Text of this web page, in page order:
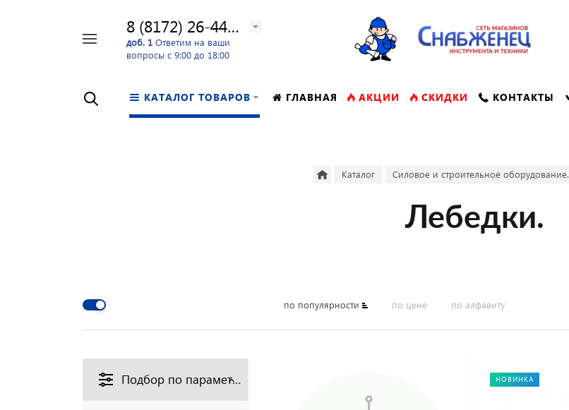
8 (8172) 26-44-24
доб. 1 Ответим на ваши
вопросы с 9:00 до 18:00
КАТАЛОГ ТОВАРОВ ГЛАВНАЯ АКЦИИ СКИДКИ КОНТАКТЫ
Каталог Силовое и строительное оборудование.
Лебедки.
по популярности по цене по алфавиту
Подбор по параметрам НОВИНКА